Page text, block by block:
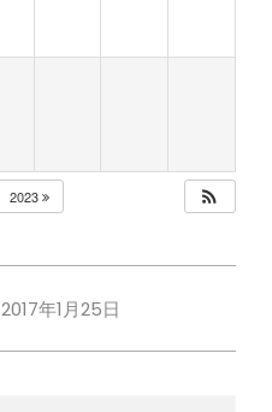
2023
2017年1月25日